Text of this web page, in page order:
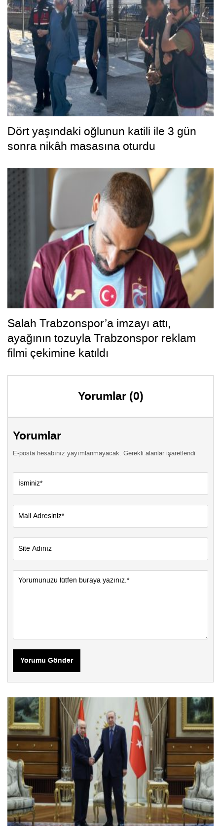
Dört yaşındaki oğlunun katili ile 3 gün
sonra nikâh masasına oturdu
Salah Trabzonspor’a imzayı attı,
ayağının tozuyla Trabzonspor reklam
filmi çekimine katıldı
Yorumlar (0)
Yorumlar
E-posta hesabınız yayımlanmayacak. Gerekli alanlar işaretlendi
Yorumu Gönder